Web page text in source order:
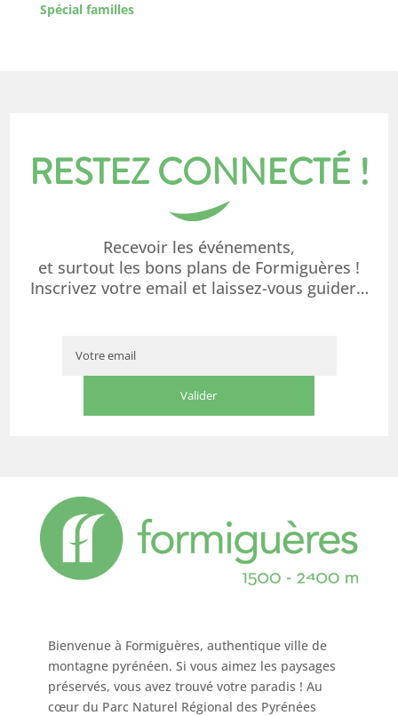
Spécial familles
RESTEZ CONNECTÉ !
Recevoir les événements,
et surtout les bons plans de Formiguères !
Inscrivez votre email et laissez-vous guider…
Bienvenue à Formiguères, authentique ville de
montagne pyrénéen. Si vous aimez les paysages
préservés, vous avez trouvé votre paradis ! Au
cœur du Parc Naturel Régional des Pyrénées